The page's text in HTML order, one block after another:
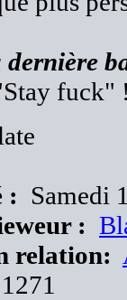
fuck"
: Samedi
:
relation: